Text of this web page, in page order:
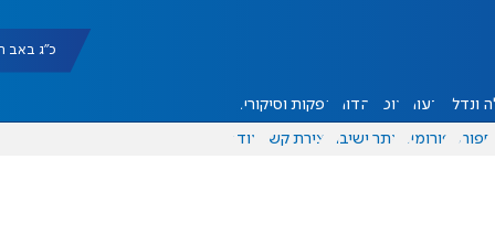
כ"ג באב תשפ"ו
ונדל"ן דעות אוכל יהדות הפקות וסיקורים
ספורט פורומים אתר ישיבה יצירת קשר עוד